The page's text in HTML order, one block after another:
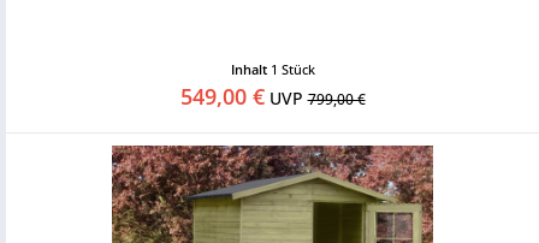
Inhalt 1 Stück
549,00 €UVP799,00 €